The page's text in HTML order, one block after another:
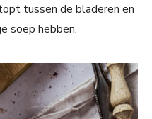
tussen de bladeren en
soep hebben.